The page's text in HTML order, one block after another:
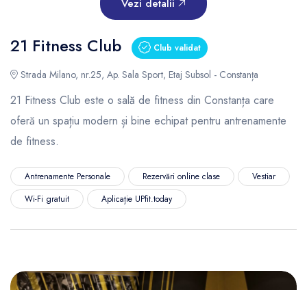
Vezi detalii
21 Fitness Club Club validat
Strada Milano, nr.25, Ap. Sala Sport, Etaj Subsol - Constanța
21 Fitness Club este o sală de fitness din Constanța care
oferă un spațiu modern și bine echipat pentru antrenamente
de fitness.
Antrenamente Personale Rezervări online clase
Vestiar
Wi-Fi gratuit
Aplicație UPfit.today